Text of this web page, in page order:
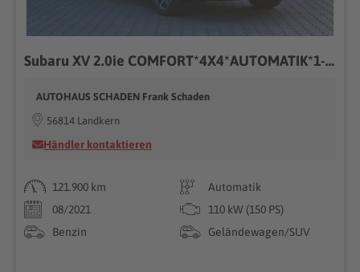
Subaru XV 2.0ie COMFORT*4X4*AUTOMATIK*1-HAND*LED*RFK*
AUTOHAUS SCHADEN Frank Schaden
56814 Landkern
Händler kontaktieren
121.900 km
Automatik
08/2021
110 kW (150 PS)
Benzin
Geländewagen/SUV